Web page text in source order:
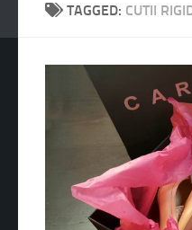
TAGGED: CUTII